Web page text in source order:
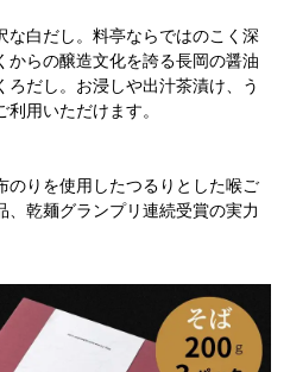
な白だし。料亭ならではのこく深
からの醸造文化を誇る長岡の醤油
だし。お浸しや出汁茶漬け、う
用いただけます。
のりを使用したつるりとした喉ご
、乾麺グランプリ連続受賞の実力